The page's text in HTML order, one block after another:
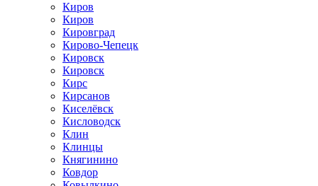
Киров
Киров
Кировград
Кирово-Чепецк
Кировск
Кировск
Кирс
Кирсанов
Киселёвск
Кисловодск
Клин
Клинцы
Княгинино
Ковдор